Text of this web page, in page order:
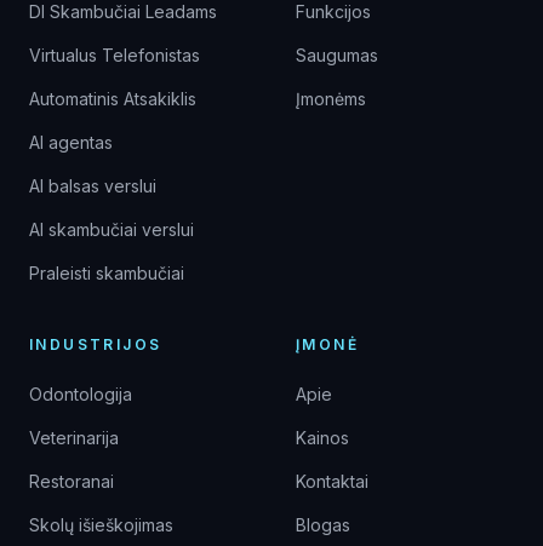
DI Skambučiai Leadams
Virtualus Telefonistas
Automatinis Atsakiklis
AI agentas
AI balsas verslui
AI skambučiai verslui
Praleisti skambučiai
Funkcijos
Saugumas
Įmonėms
INDUSTRIJOS
Odontologija
Veterinarija
Restoranai
Skolų išieškojimas
ĮMONĖ
Apie
Kainos
Kontaktai
Blogas